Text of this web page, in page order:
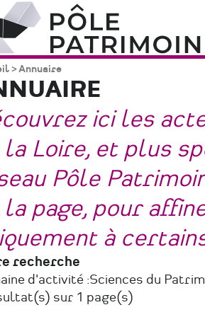
Annuaire
ici les
la Loire, et plus
Pôle
la page, pour
à
recherche
d'activité :Sciences du
sur 1 page(s)